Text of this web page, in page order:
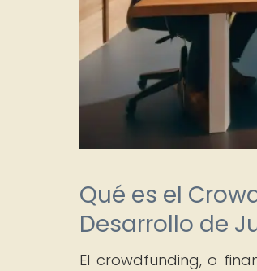
Qué es el
Desarrollo de
El crowdfunding, o